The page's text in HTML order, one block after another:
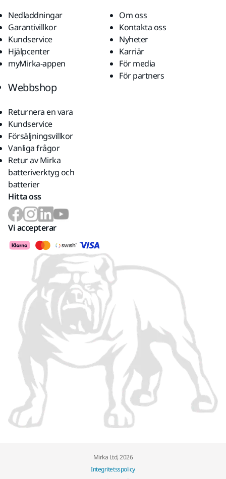
Nedladdningar
Garantivillkor
Kundservice
Hjälpcenter
myMirka-appen
Om oss
Kontakta oss
Nyheter
Karriär
För media
För partners
Webbshop
Returnera en vara
Kundservice
Försäljningsvillkor
Vanliga frågor
Retur av Mirka
batteriverktyg och
batterier
Hitta oss
Vi accepterar
Mirka Ltd, 2026
Integritetsspolicy